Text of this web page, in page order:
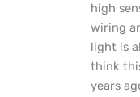
high
wiring
light is
think
years